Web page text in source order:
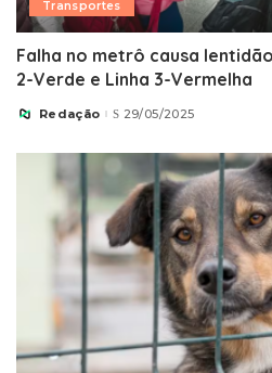
Transportes
Falha no metrô causa
2-Verde e Linha 3-Vermelha
Posted
Redação 29/05/2025